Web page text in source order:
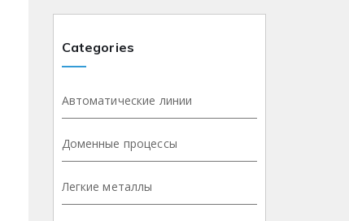
Categories
Автоматические линии
Доменные процессы
Легкие металлы